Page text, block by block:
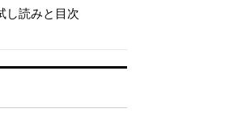
し読みと目次